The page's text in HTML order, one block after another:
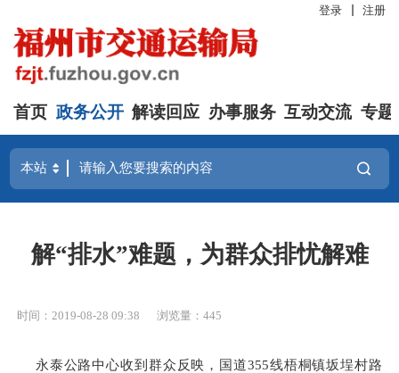
登录 注册
首页 政务公开 解读回应 办事服务 互动交流 专题
解“排水”难题，为群众排忧解难
时间：2019-08-28 09:38 浏览量：445
永泰公路中心收到群众反映，国道355线梧桐镇坂埕村路